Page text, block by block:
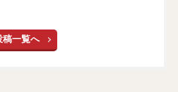
稿一覧へ